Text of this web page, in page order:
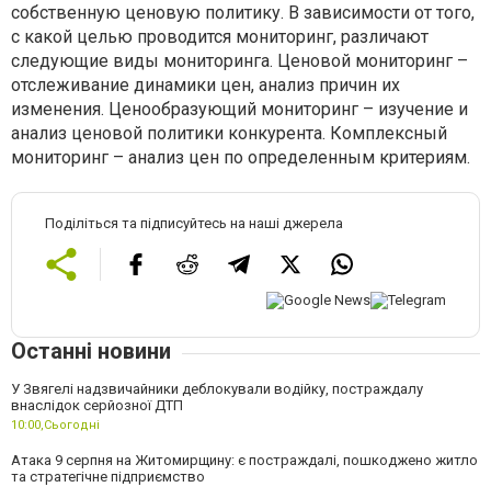
собственную ценовую политику. В зависимости от того,
с какой целью проводится мониторинг, различают
следующие виды мониторинга. Ценовой мониторинг –
отслеживание динамики цен, анализ причин их
изменения. Ценообразующий мониторинг – изучение и
анализ ценовой политики конкурента. Комплексный
мониторинг – анализ цен по определенным критериям.
Поділіться та підписуйтесь на наші джерела
Останні новини
У Звягелі надзвичайники деблокували водійку, постраждалу
внаслідок серйозної ДТП
10:00,Сьогодні
Атака 9 серпня на Житомирщину: є постраждалі, пошкоджено житло
та стратегічне підприємство